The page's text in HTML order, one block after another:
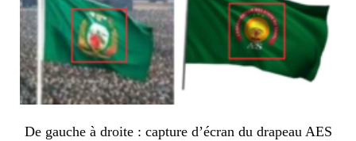
De gauche à droite : capture d’écran du drapeau AES